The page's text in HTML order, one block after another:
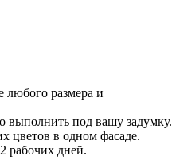
любого размера и
выполнить под вашу задумку.
цветов в одном фасаде.
рабочих дней.